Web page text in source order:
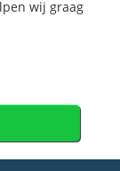
wij graag